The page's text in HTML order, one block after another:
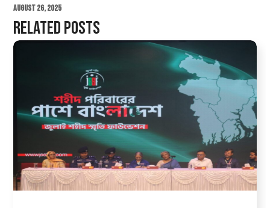
August 26, 2025
Related Posts